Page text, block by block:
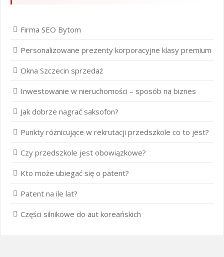
Firma SEO Bytom
Personalizowane prezenty korporacyjne klasy premium
Okna Szczecin sprzedaż
Inwestowanie w nieruchomości – sposób na biznes
Jak dobrze nagrać saksofon?
Punkty różnicujące w rekrutacji przedszkole co to jest?
Czy przedszkole jest obowiązkowe?
Kto może ubiegać się o patent?
Patent na ile lat?
Części silnikowe do aut koreańskich